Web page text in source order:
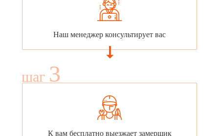
Наш менеджер консультирует вас
шаг 3
К вам бесплатно выезжает замерщик